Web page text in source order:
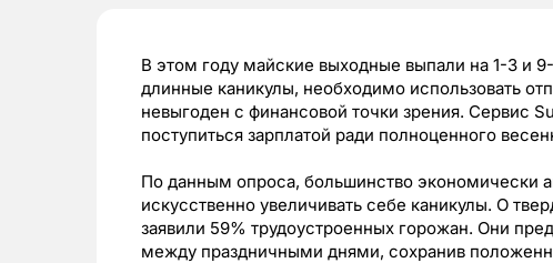
В этом году майские выходные выпали на 1-3 и
длинные каникулы, необходимо использовать
невыгоден с финансовой точки зрения. Сервис
поступиться зарплатой ради полноценного
По данным опроса, большинство экономически
искусственно увеличивать себе каникулы. О
заявили 59% трудоустроенных горожан. Они
между праздничными днями, сохранив